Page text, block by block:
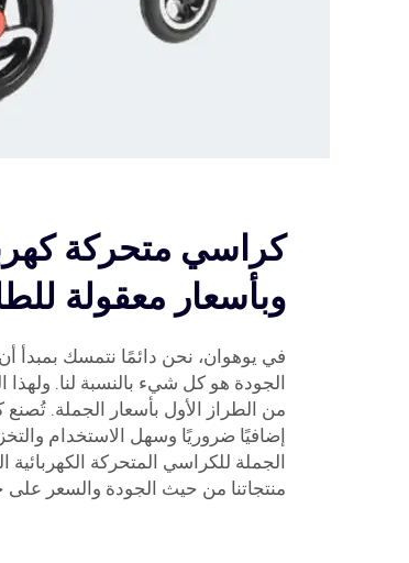
كراسي متحركة
وبأسعار معقولة
في يوهوان، نحن دائمًا نتمسك بمبدأ
الجودة هو كل شيء بالنسبة لنا.
من الطراز الأول بأسعار الجملة. تُصنع
إضافيًا ضروريًا وسهل الاستخدام
الجملة للكراسي المتحركة
منتجاتنا من حيث الجودة والسعر